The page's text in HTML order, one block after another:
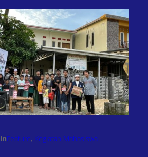
inFeature, Kegiatan Mahasiswa